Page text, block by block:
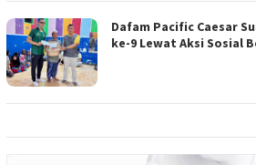
Dafam Pacific Caesar
ke-9 Lewat Aksi Sosial